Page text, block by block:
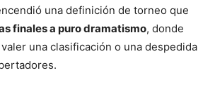
una definición de torneo que
finales a puro dramatismo, donde
una clasificación o una despedida